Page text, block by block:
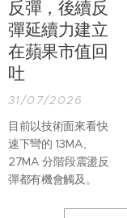
反彈，後續反
彈延續力建立
在蘋果市值回
吐
31/07/2026
目前以技術面來看快
速下彎的 13MA、
27MA 分階段震盪反
彈都有機會觸及。